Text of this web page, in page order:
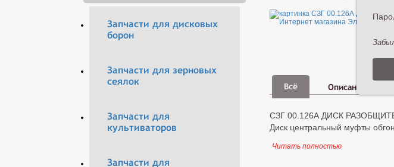
Запчасти для дисковых
борон
Запчасти для зерновых
сеялок
Запчасти для
культиваторов
Запчасти для
Всё Описание
СЗГ 00.126А ДИСК
Диск центральный муфты
Читать полностью